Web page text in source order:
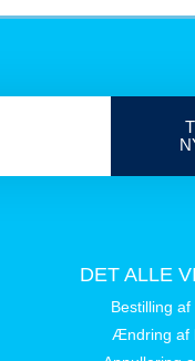
DET ALLE
Bestilling af
Ændring af